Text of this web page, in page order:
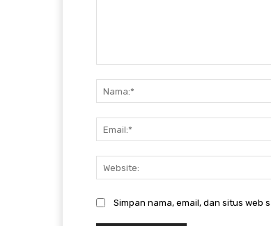
Simpan nama, email, dan situs web